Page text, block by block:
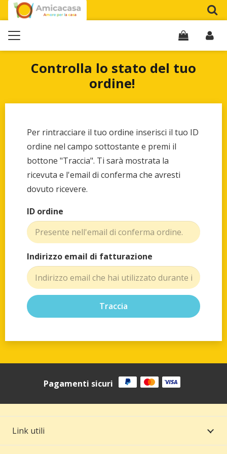
Controlla lo stato del tuo
ordine!
Per rintracciare il tuo ordine inserisci il tuo ID
ordine nel campo sottostante e premi il
bottone "Traccia". Ti sarà mostrata la
ricevuta e l'email di conferma che avresti
dovuto ricevere.
ID ordine
Indirizzo email di fatturazione
Traccia
Pagamenti sicuri
Link utili